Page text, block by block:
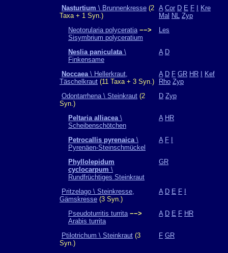
Nasturtium \ Brunnenkresse (2
Taxa + 1 Syn.)
A Cor D E F
Kre
Mal NL Zyp
Neotorularia polyceratia −−>
Sisymbrium polyceratium
Les
Neslia paniculata\
Finkensame
A D
Noccaea\ Hellerkraut,
Täschelkraut (11 Taxa + 3 Syn.)
A D F GR HR
Kef
Rho Zyp
Odontarrhena \ Steinkraut (2
Syn.)
D Zyp
Peltaria alliacea\
Scheibenschötchen
A HR
Petrocallis pyrenaica\
Pyrenäen-Steinschmückel
A F
Phyllolepidum
cyclocarpum \
Rundfrüchtiges Steinkraut
GR
Pritzelago \ Steinkresse,
Gämskresse (3 Syn.)
A D E F
Pseudoturritis turrita −−>
Arabis turrita
A D E F HR
Ptilotrichum \ Steinkraut (3
Syn.)
F GR